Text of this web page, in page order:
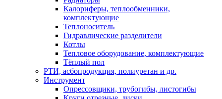
Калориферы, теплообменники,
комплектующие
Теплоноситель
Гидравлические разделители
Котлы
Тепловое оборудование, комплектующие
Тёплый пол
РТИ, асбопродукция, полиуретан и др.
Инструмент
Опрессовщики, трубогибы, листогибы